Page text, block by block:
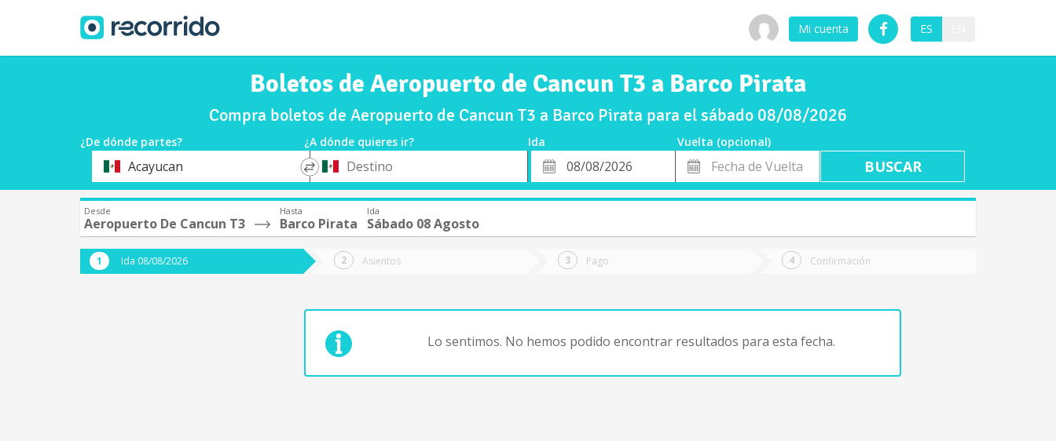
Mi cuenta ES
Boletos de Aeropuerto de Cancun T3 a Barco Pirata
Compra boletos de Aeropuerto de Cancun T3 a Barco Pirata para el sábado 08/08/2026
¿De dónde partes? ¿A dónde quieres ir? Ida
Vuelta (opcional)
OrigenAcayucan
*
Destino
Fecha
de
Fecha
de
Vuelta
Desde
Aeropuerto De Cancun T3
Hasta
Barco Pirata
Ida
Sábado 08 Agosto
Ida 08/08/2026 Asientos Pago Confirmación
Lo sentimos. No hemos podido encontrar resultados para esta fecha.